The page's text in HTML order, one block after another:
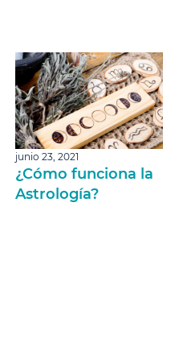
junio 23, 2021
¿Cómo funciona la
Astrología?